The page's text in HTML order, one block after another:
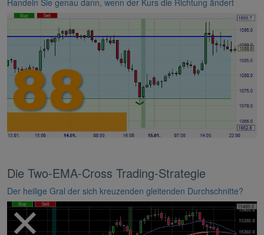
Die Two-EMA-Cross Trading-Strategie
Der heilige Gral der sich kreuzenden gleitenden Durchschnitte?